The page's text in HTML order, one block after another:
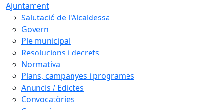
Ajuntament
Salutació de l'Alcaldessa
Govern
Ple municipal
Resolucions i decrets
Normativa
Plans, campanyes i programes
Anuncis / Edictes
Convocatòries